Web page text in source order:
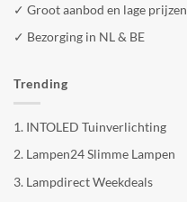
✓ Groot aanbod en lage prijzen
✓ Bezorging in NL & BE
Trending
1. INTOLED Tuinverlichting
2. Lampen24 Slimme Lampen
3. Lampdirect Weekdeals